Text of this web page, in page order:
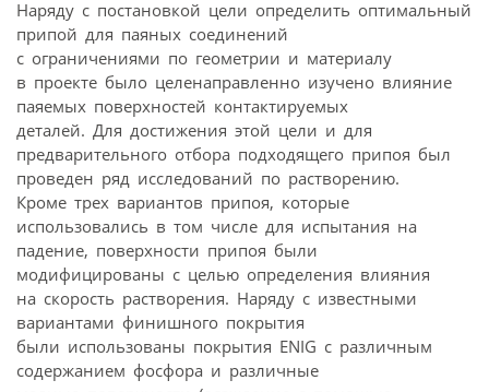
Наряду с постановкой цели определить оптимальный
припой для паяных соединений
с ограничениями по геометрии и материалу
в проекте было целенаправленно изучено влияние
паяемых поверхностей контактируемых
деталей. Для достижения этой цели и для
предварительного отбора подходящего припоя был
проведен ряд исследований по растворению.
Кроме трех вариантов припоя, которые
использовались в том числе для испытания на
падение, поверхности припоя были
модифицированы с целью определения влияния
на скорость растворения. Наряду с известными
вариантами финишного покрытия
были использованы покрытия ENIG с различным
содержанием фосфора и различные